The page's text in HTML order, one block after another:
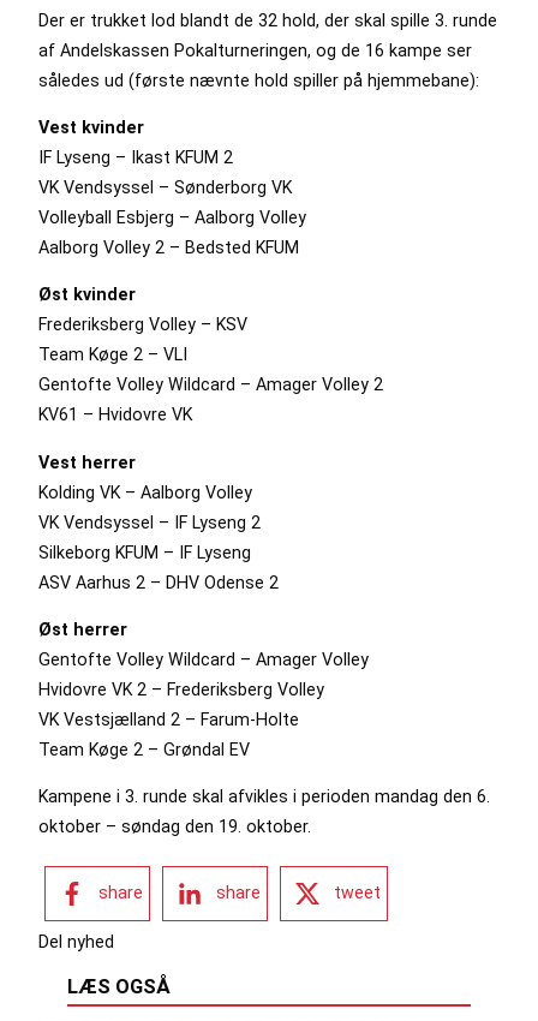
Der er trukket lod blandt de 32 hold, der skal spille 3. runde
af Andelskassen Pokalturneringen, og de 16 kampe ser
således ud (første nævnte hold spiller på hjemmebane):
Vest kvinder
IF Lyseng – Ikast KFUM 2
VK Vendsyssel – Sønderborg VK
Volleyball Esbjerg – Aalborg Volley
Aalborg Volley 2 – Bedsted KFUM
Øst kvinder
Frederiksberg Volley – KSV
Team Køge 2 – VLI
Gentofte Volley Wildcard – Amager Volley 2
KV61 – Hvidovre VK
Vest herrer
Kolding VK – Aalborg Volley
VK Vendsyssel – IF Lyseng 2
Silkeborg KFUM – IF Lyseng
ASV Aarhus 2 – DHV Odense 2
Øst herrer
Gentofte Volley Wildcard – Amager Volley
Hvidovre VK 2 – Frederiksberg Volley
VK Vestsjælland 2 – Farum-Holte
Team Køge 2 – Grøndal EV
Kampene i 3. runde skal afvikles i perioden mandag den 6.
oktober – søndag den 19. oktober.
share share tweet
Del nyhed
LÆS OGSÅ